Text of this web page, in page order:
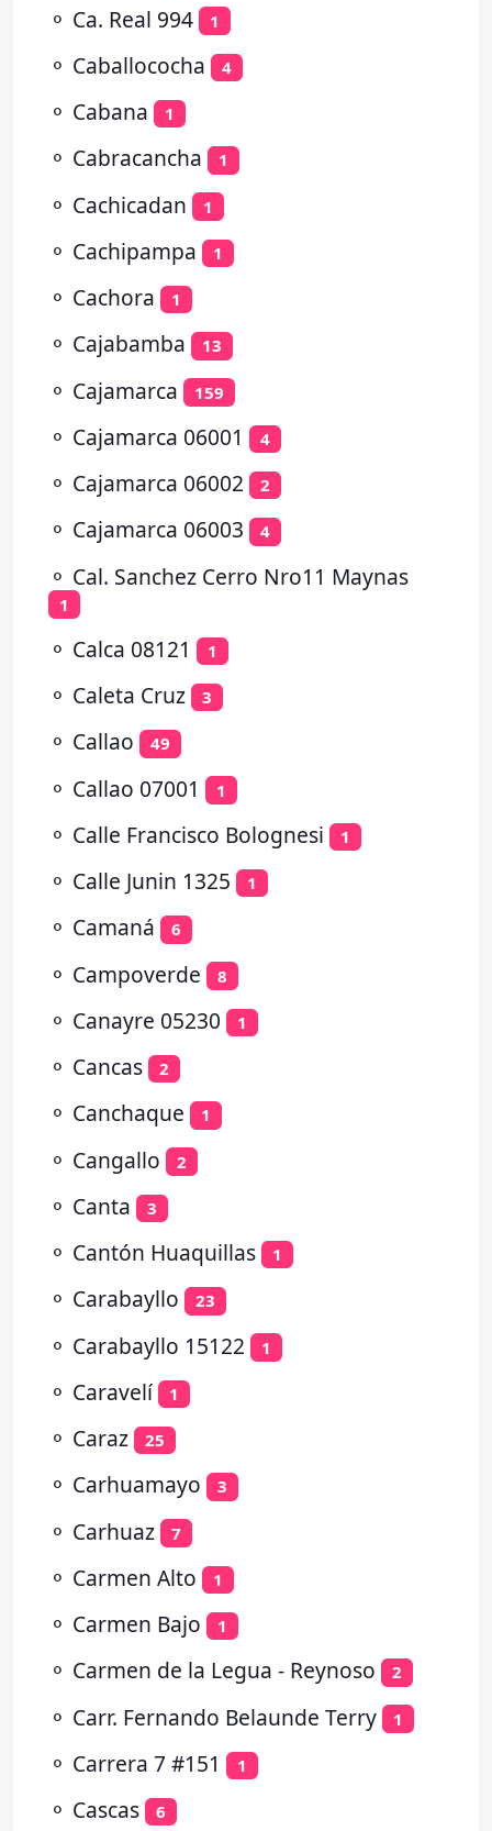
⚬ Ca. Real 994 1
⚬ Caballococha 4
⚬ Cabana 1
⚬ Cabracancha 1
⚬ Cachicadan 1
⚬ Cachipampa 1
⚬ Cachora 1
⚬ Cajabamba 13
⚬ Cajamarca 159
⚬ Cajamarca 06001 4
⚬ Cajamarca 06002 2
⚬ Cajamarca 06003 4
⚬ Cal. Sanchez Cerro Nro11 Maynas
1
⚬ Calca 08121 1
⚬ Caleta Cruz 3
⚬ Callao 49
⚬ Callao 07001 1
⚬ Calle Francisco Bolognesi 1
⚬ Calle Junin 1325 1
⚬ Camaná 6
⚬ Campoverde 8
⚬ Canayre 05230 1
⚬ Cancas 2
⚬ Canchaque 1
⚬ Cangallo 2
⚬ Canta 3
⚬ Cantón Huaquillas 1
⚬ Carabayllo 23
⚬ Carabayllo 15122 1
⚬ Caravelí 1
⚬ Caraz 25
⚬ Carhuamayo 3
⚬ Carhuaz 7
⚬ Carmen Alto 1
⚬ Carmen Bajo 1
⚬ Carmen de la Legua - Reynoso 2
⚬ Carr. Fernando Belaunde Terry 1
⚬ Carrera 7 #151 1
⚬ Cascas 6